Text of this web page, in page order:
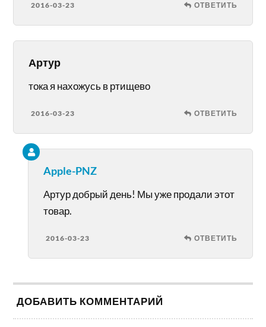
2016-03-23 ОТВЕТИТЬ
Артур
тока я нахожусь в ртищево
2016-03-23 ОТВЕТИТЬ
Apple-PNZ
Артур добрый день! Мы уже продали этот
товар.
2016-03-23 ОТВЕТИТЬ
ДОБАВИТЬ КОММЕНТАРИЙ